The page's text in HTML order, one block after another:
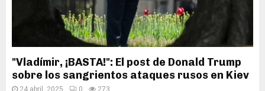
"Vladímir, ¡BASTA!": El post de Donald Trump
sobre los sangrientos ataques rusos en Kiev
24 abril, 2025 0 273